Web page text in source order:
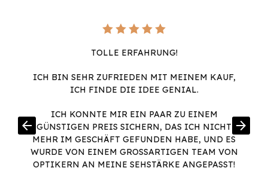
TOLLE ERFAHRUNG!
ICH BIN SEHR ZUFRIEDEN MIT MEINEM KAUF,
ICH FINDE DIE IDEE GENIAL.
ICH KONNTE MIR EIN PAAR ZU EINEM
GÜNSTIGEN PREIS SICHERN, DAS ICH NICHT
MEHR IM GESCHÄFT GEFUNDEN HABE, UND ES
WURDE VON EINEM GROSSARTIGEN TEAM VON O
PTIKERN AN MEINE SEHSTÄRKE ANGEPASST!
arrow_back arrow_forward